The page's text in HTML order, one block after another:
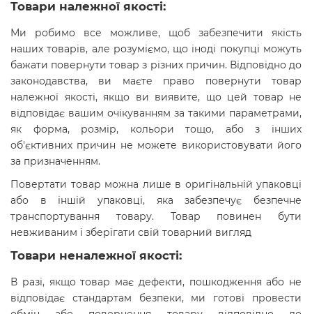
Товари належної якості:
Ми робимо все можливе, щоб забезпечити якість
наших товарів, але розуміємо, що іноді покупці можуть
бажати повернути товар з різних причин. Відповідно до
законодавства, ви маєте право повернути товар
належної якості, якщо ви виявите, що цей товар не
відповідає вашим очікуванням за такими параметрами,
як форма, розмір, кольори тощо, або з інших
об'єктивних причин не можете використовувати його
за призначенням.
Повертати товар можна лише в оригінальній упаковці
або в іншій упаковці, яка забезпечує безпечне
транспортування товару. Товар повинен бути
невживаним і зберігати свій товарний вигляд
Товари неналежної якості:
В разі, якщо товар має дефекти, пошкодження або не
відповідає стандартам безпеки, ми готові провести